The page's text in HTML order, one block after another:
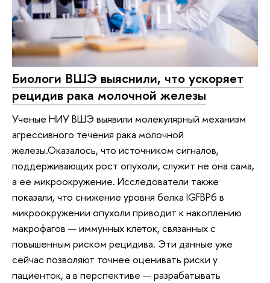
Биологи ВШЭ выяснили, что ускоряет
рецидив рака молочной железы
Ученые НИУ ВШЭ выявили молекулярный механизм
агрессивного течения рака молочной
железы.Оказалось, что источником сигналов,
поддерживающих рост опухоли, служит не она сама,
а ее микроокружение. Исследователи также
показали, что снижение уровня белка IGFBP6 в
микроокружении опухоли приводит к накоплению
макрофагов — иммунных клеток, связанных с
повышенным риском рецидива. Эти данные уже
сейчас позволяют точнее оценивать риски у
пациенток, а в перспективе — разрабатывать